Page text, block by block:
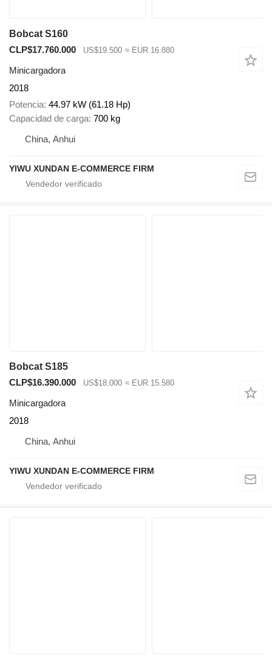
Bobcat S160
CLP$17.760.000
US$19.500 ≈ EUR 16.880
Minicargadora
2018
Potencia 44.97 kW (61.18 Hp)
Capacidad de carga 700 kg
China, Anhui
YIWU XUNDAN E-COMMERCE FIRM
Bobcat S185
CLP$16.390.000
US$18.000 ≈ EUR 15.580
Minicargadora
2018
China, Anhui
YIWU XUNDAN E-COMMERCE FIRM